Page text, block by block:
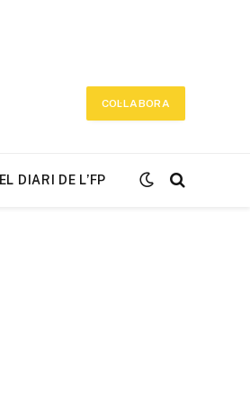
COL·LABORA
EL DIARI DE L’FP